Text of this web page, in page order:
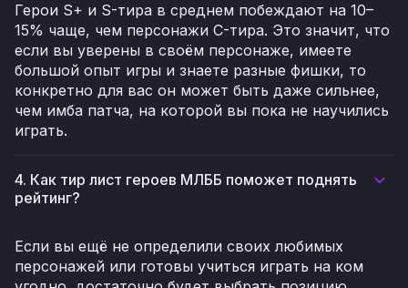
Герои S+ и S-тира в среднем побеждают на 10–
15% чаще, чем персонажи C-тира. Это значит, что
если вы уверены в своём персонаже, имеете
большой опыт игры и знаете разные фишки, то
конкретно для вас он может быть даже сильнее,
чем имба патча, на которой вы пока не научились
играть.
4. Как тир лист героев МЛББ поможет поднять
рейтинг?
Если вы ещё не определили своих любимых
персонажей или готовы учиться играть на ком